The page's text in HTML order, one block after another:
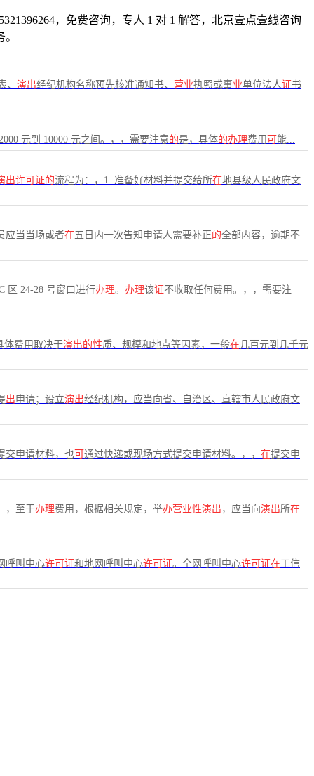
，免费咨询，专人 1 对 1 解答，北京壹点壹线咨询
、 演出经纪机构名称预先核准通知书、 营业执照或事业单位法人证书
2000 元到 10000 元之间。，，需要注意的是，具体的办理费用 可 能...
出许可证的流程为：，1. 准备好材料并提交给所在地县级人民政府文
应当当场或者在五日内一次告知申请人需要补正的全部内容，逾期不
区 24-28 号窗口进行办理。 办理该证不收取任何费用。，，需要注
体费用取决于演出的性质、规模和地点等因素，一般在几百元到几千元
出 申请；设立演出经纪机构，应当向省、自治区、直辖市人民政府文
交申请材料，也可 通过快递或现场方式提交申请材料。，， 在提交申
，至于办理费用，根据相关规定，举办营业性演出 ，应当向演出所在
呼叫中心许可证和地网呼叫中心许可证。全网呼叫中心许可证在工信